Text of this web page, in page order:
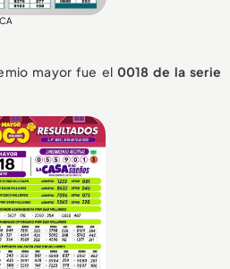
mayor fue el 0018 de la serie